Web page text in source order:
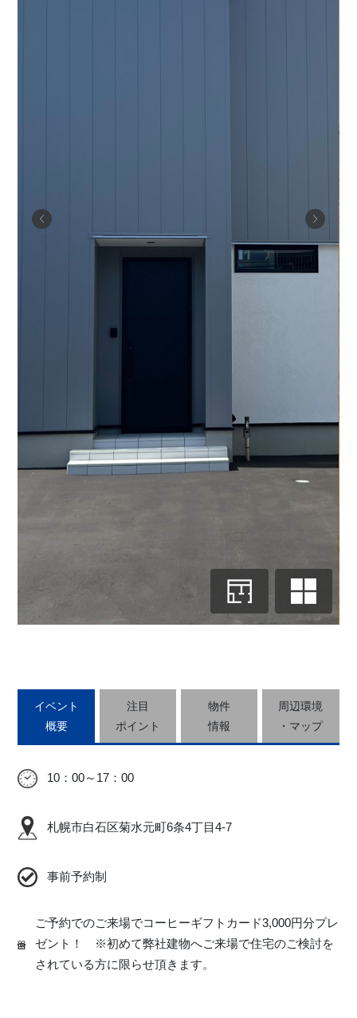
イベント
概要
注目
ポイント
物件
情報
周辺環境
・マップ
10：00～17：00
札幌市白石区菊水元町6条4丁目4-7
事前予約制
ご予約でのご来場でコーヒーギフトカード3,000円分プレ
ゼント！ ※初めて弊社建物へご来場で住宅のご検討を
されている方に限らせ頂きます。